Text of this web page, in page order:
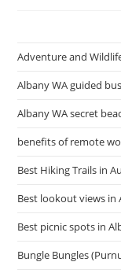
Adventure and
Albany WA guided
Albany WA secret
benefits of remote
Best Hiking Trails in
Best lookout views in
Best picnic spots in
Bungle Bungles